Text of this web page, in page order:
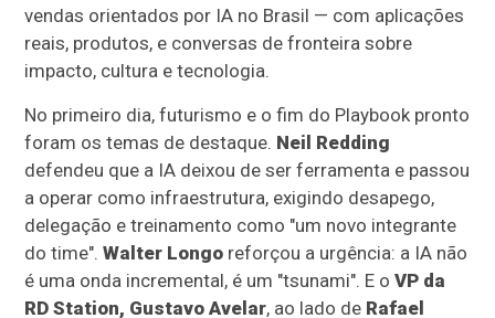
vendas orientados por IA no Brasil — com aplicações
reais, produtos, e conversas de fronteira sobre
impacto, cultura e tecnologia.
No primeiro dia, futurismo e o fim do Playbook pronto
foram os temas de destaque. Neil Redding
defendeu que a IA deixou de ser ferramenta e passou
a operar como infraestrutura, exigindo desapego,
delegação e treinamento como "um novo integrante
do time".Walter Longo reforçou a urgência: a IA não
é uma onda incremental, é um "tsunami". E oVP da
RD Station, Gustavo Avelar, ao lado de Rafael